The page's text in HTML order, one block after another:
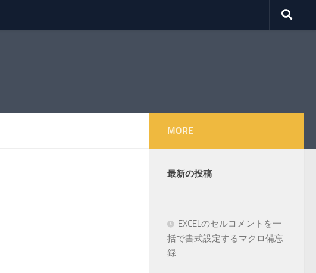
MORE
最新の投稿
EXCELのセルコメントを一
括で書式設定するマクロ備忘
録